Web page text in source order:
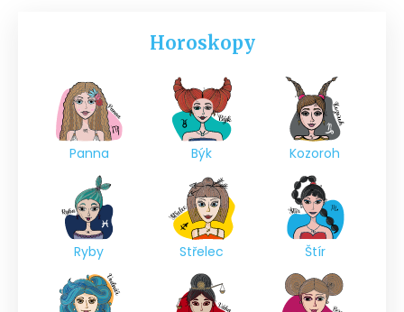
Horoskopy
Panna Býk Kozoroh
Ryby Střelec Štír